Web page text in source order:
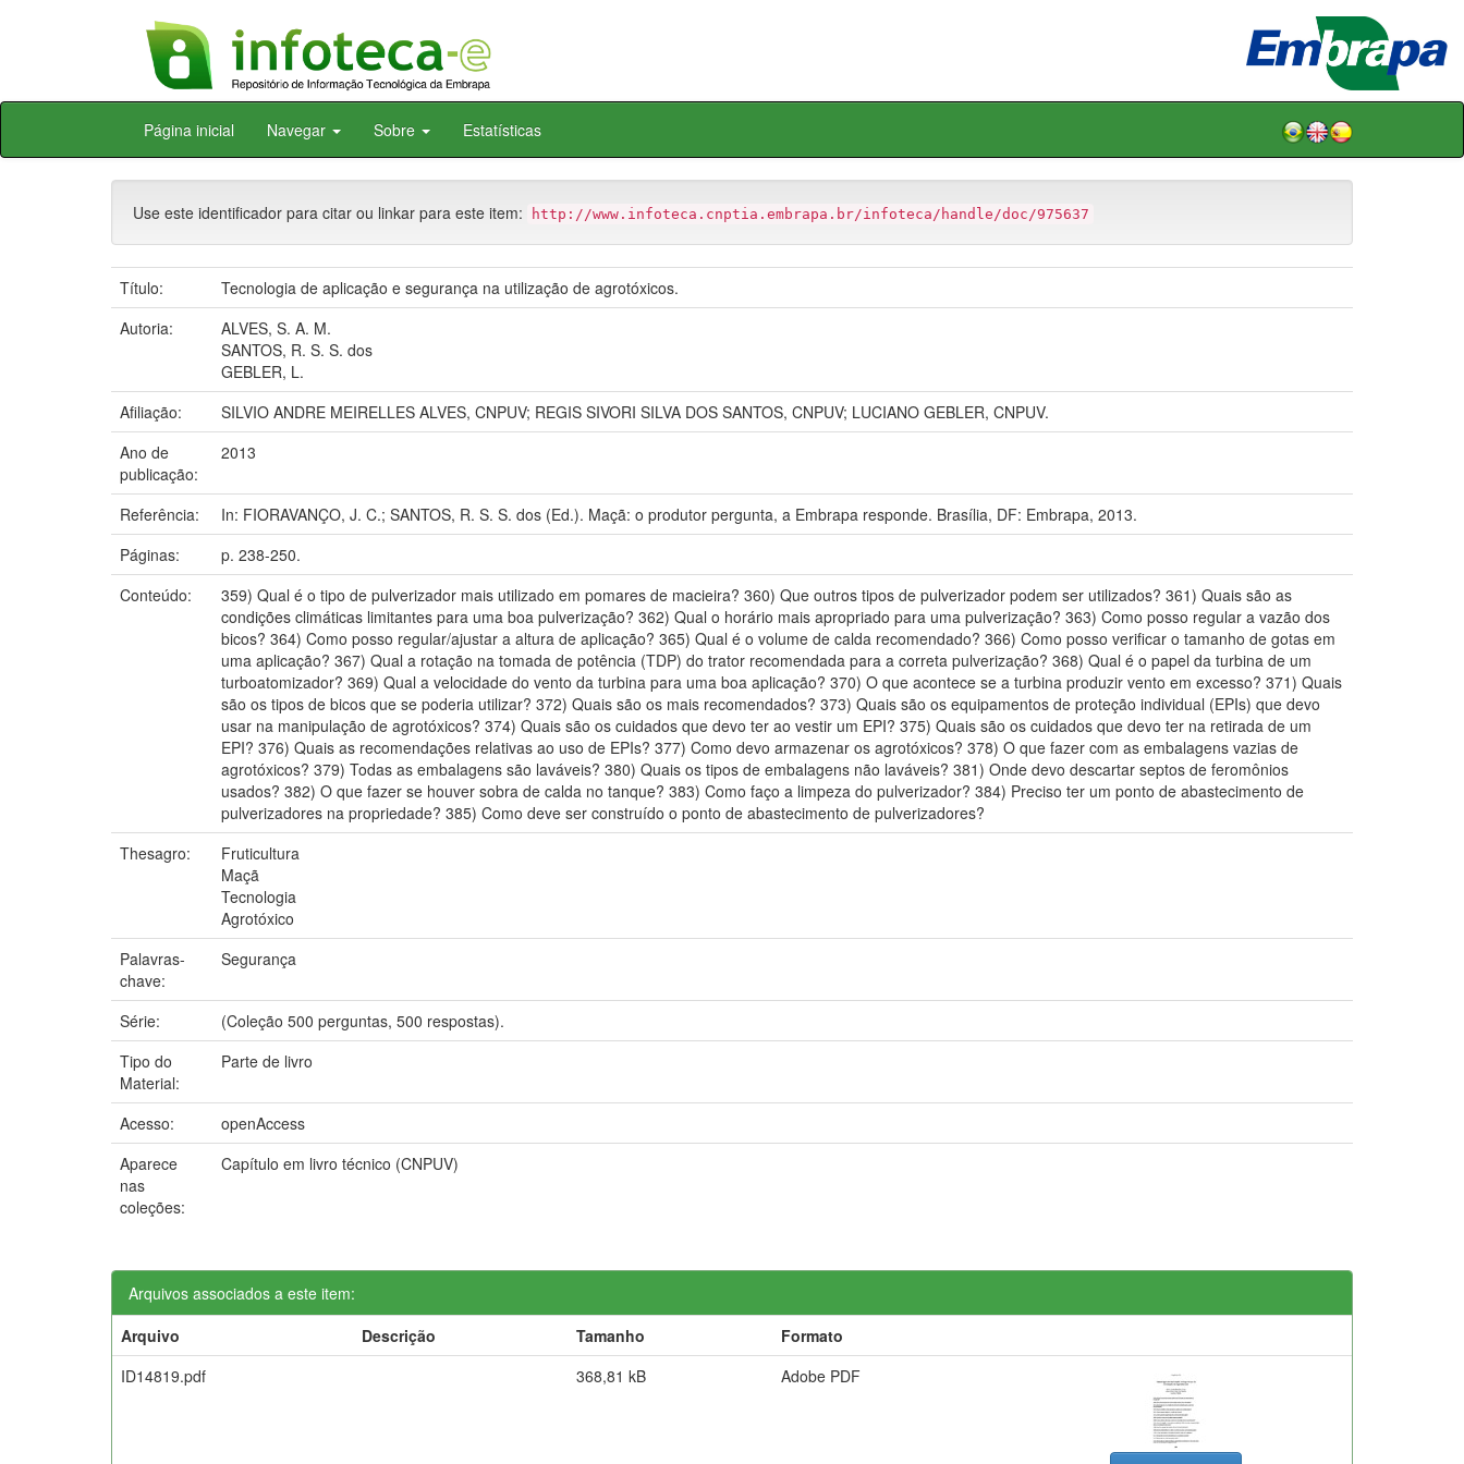
Skip
Página inicial Navegar Sobre Estatísticas
Use este identificador para citar ou linkar para este item: http://www.infoteca.cnptia.embrapa.br/infoteca/handle/doc/975637
Título:
Tecnologia de aplicação e segurança na utilização de agrotóxicos.
Autoria:
ALVES, S. A. M.
SANTOS, R. S. S. dos
GEBLER, L.
Afiliação:
SILVIO ANDRE MEIRELLES ALVES, CNPUV; REGIS SIVORI SILVA DOS SANTOS, CNPUV; LUCIANO GEBLER, CNPUV.
Ano de
publicação:
2013
Referência:
In: FIORAVANÇO, J. C.; SANTOS, R. S. S. dos (Ed.). Maçã: o produtor pergunta, a Embrapa responde. Brasília, DF: Embrapa, 2013.
Páginas:
p. 238-250.
Conteúdo:
359) Qual é o tipo de pulverizador mais utilizado em pomares de macieira? 360) Que outros tipos de pulverizador podem ser utilizados? 361) Quais são as
condições climáticas limitantes para uma boa pulverização? 362) Qual o horário mais apropriado para uma pulverização? 363) Como posso regular a vazão dos
bicos? 364) Como posso regular/ajustar a altura de aplicação? 365) Qual é o volume de calda recomendado? 366) Como posso verificar o tamanho de gotas em
uma aplicação? 367) Qual a rotação na tomada de potência (TDP) do trator recomendada para a correta pulverização? 368) Qual é o papel da turbina de um
turboatomizador? 369) Qual a velocidade do vento da turbina para uma boa aplicação? 370) O que acontece se a turbina produzir vento em excesso? 371) Quais
são os tipos de bicos que se poderia utilizar? 372) Quais são os mais recomendados? 373) Quais são os equipamentos de proteção individual (EPIs) que devo
usar na manipulação de agrotóxicos? 374) Quais são os cuidados que devo ter ao vestir um EPI? 375) Quais são os cuidados que devo ter na retirada de um
EPI? 376) Quais as recomendações relativas ao uso de EPIs? 377) Como devo armazenar os agrotóxicos? 378) O que fazer com as embalagens vazias de
agrotóxicos? 379) Todas as embalagens são laváveis? 380) Quais os tipos de embalagens não laváveis? 381) Onde devo descartar septos de feromônios
usados? 382) O que fazer se houver sobra de calda no tanque? 383) Como faço a limpeza do pulverizador? 384) Preciso ter um ponto de abastecimento de
pulverizadores na propriedade? 385) Como deve ser construído o ponto de abastecimento de pulverizadores?
Thesagro:
Fruticultura
Maçã
Tecnologia
Agrotóxico
Palavras-
chave:
Segurança
Série:
(Coleção 500 perguntas, 500 respostas).
Tipo do
Material:
Parte de livro
Acesso:
openAccess
Aparece
nas
coleções:
Capítulo em livro técnico (CNPUV)
Arquivos associados a este item:
Arquivo
Descrição Tamanho
Formato
ID14819.pdf
368,81 kB Adobe PDF